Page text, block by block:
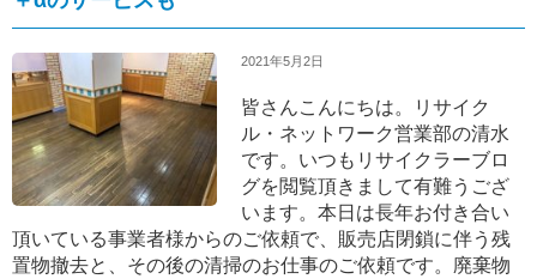
2021年5月2日
皆さんこんにちは。リサイク
ル・ネットワーク営業部の清水
です。いつもリサイクラーブロ
グを閲覧頂きまして有難うござ
います。本日は長年お付き合い
頂いている事業者様からのご依頼で、販売店閉鎖に伴う残
置物撤去と、その後の清掃のお仕事のご依頼です。廃棄物